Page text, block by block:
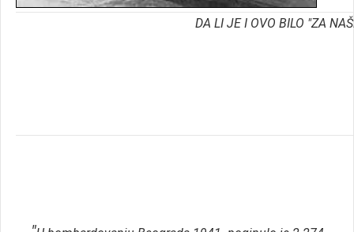
DA LI JE I OVO BILO "ZA